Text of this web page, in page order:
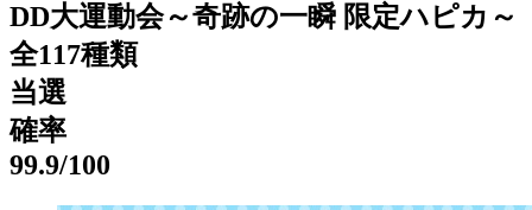
DD大運動会～奇跡の一瞬 限定ハピカ～
全117種類
当選
確率
99.9/100